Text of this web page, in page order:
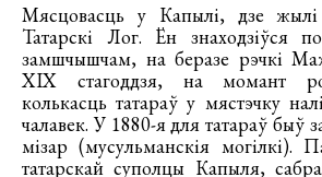
Мясцовасць у Капылі, дзе жылі
Татарскі Лог. Ён знаходзіўся
замшчышчам, на беразе рэчкі
XIX стагоддзя, на момант
колькасць татараў у мястэчку
чалавек. У 1880-я для татараў быў
мізар (мусульманскія могілкі).
татарскай суполцы Капыля,